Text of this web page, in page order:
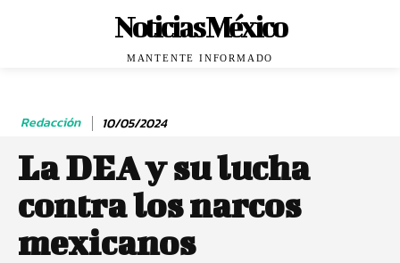
Noticias México
MANTENTE INFORMADO
Redacción 10/05/2024
La DEA y su lucha
contra los narcos
mexicanos